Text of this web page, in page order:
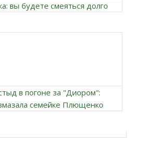
вы будете смеяться долго
в погоне за "Диором":
семейке Плющенко